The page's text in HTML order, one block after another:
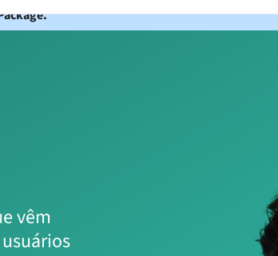
vêm